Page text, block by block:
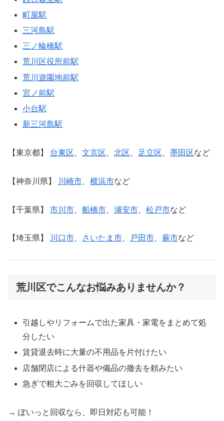
町屋駅
三河島駅
三ノ輪橋駅
荒川区役所前駅
荒川遊園地前駅
宮ノ前駅
小台駅
新三河島駅
【東京都】 台東区 文京区 北区 足立区 墨田区など
【神奈川県】 川崎市 横浜市など
【千葉県】 市川市 船橋市 浦安市 松戸市など
【埼玉県】 川口市 さいたま市 戸田市 蕨市など
荒川区でこんなお悩みありませんか？
引越しやリフォームで出た家具・家電をまとめて処
分したい
賃貸退去時に大量の不用品を片付けたい
店舗閉店による什器や備品の撤去を頼みたい
急ぎで粗大ごみを回収してほしい
→ ぽいっと回収なら、即日対応も可能！